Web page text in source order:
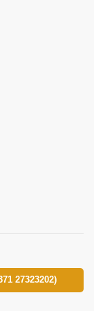
27323202)